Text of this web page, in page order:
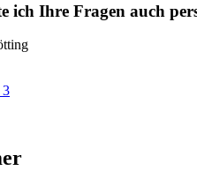
ich Ihre Fragen auch
3